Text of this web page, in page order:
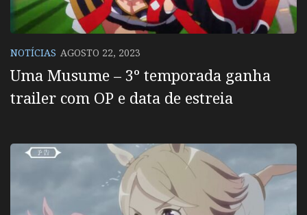
NOTÍCIAS AGOSTO 22, 2023
Uma Musume – 3º temporada ganha
trailer com OP e data de estreia